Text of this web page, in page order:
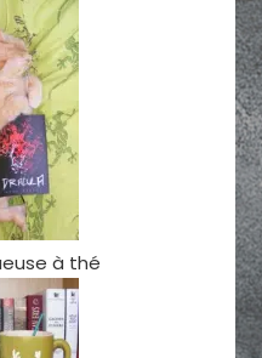
à thé